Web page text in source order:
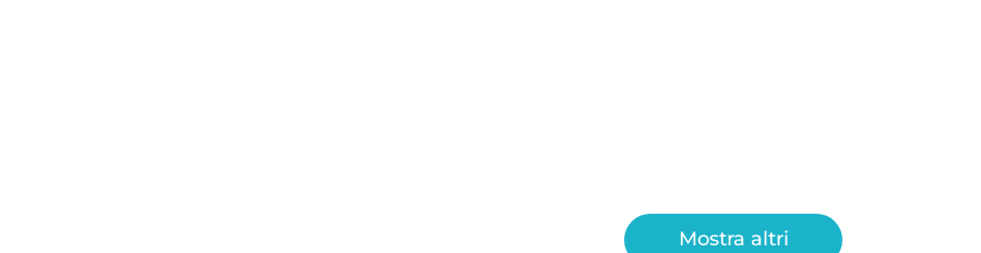
Mostra altri